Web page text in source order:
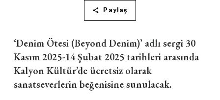
Paylaş
‘Denim Ötesi (Beyond Denim)’ adlı sergi 30
Kasım 2025-14 Şubat 2025 tarihleri arasında
Kalyon Kültür’de ücretsiz olarak
sanatseverlerin beğenisine sunulacak.